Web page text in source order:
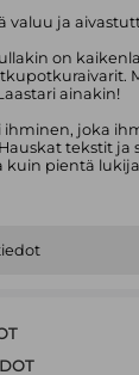
valuu ja
on
ainakin!
joka
tekstit ja
kuin pientä